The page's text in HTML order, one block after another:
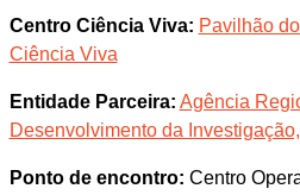
Centro Ciência Viva: Pavilhão
Ciência Viva
Entidade Parceira: Agência
Desenvolvimento da
Ponto de encontro: Centro